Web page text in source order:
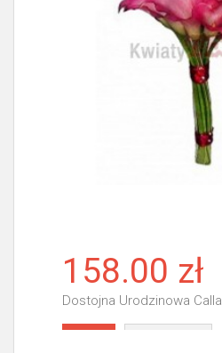
158.00 zł
Dostojna Urodzinowa Calla